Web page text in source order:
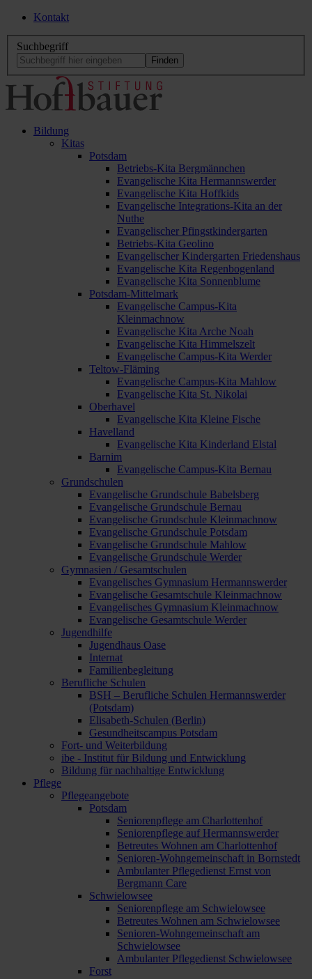
Kontakt
Suchbegriff
Bildung
Kitas
Potsdam
Betriebs-Kita Bergmännchen
Evangelische Kita Hermannswerder
Evangelische Kita Hoffkids
Evangelische Integrations-Kita an der
Nuthe
Evangelischer Pfingstkindergarten
Betriebs-Kita Geolino
Evangelischer Kindergarten Friedenshaus
Evangelische Kita Regenbogenland
Evangelische Kita Sonnenblume
Potsdam-Mittelmark
Evangelische Campus-Kita
Kleinmachnow
Evangelische Kita Arche Noah
Evangelische Kita Himmelszelt
Evangelische Campus-Kita Werder
Teltow-Fläming
Evangelische Campus-Kita Mahlow
Evangelische Kita St. Nikolai
Oberhavel
Evangelische Kita Kleine Fische
Havelland
Evangelische Kita Kinderland Elstal
Barnim
Evangelische Campus-Kita Bernau
Grundschulen
Evangelische Grundschule Babelsberg
Evangelische Grundschule Bernau
Evangelische Grundschule Kleinmachnow
Evangelische Grundschule Potsdam
Evangelische Grundschule Mahlow
Evangelische Grundschule Werder
Gymnasien / Gesamtschulen
Evangelisches Gymnasium Hermannswerder
Evangelische Gesamtschule Kleinmachnow
Evangelisches Gymnasium Kleinmachnow
Evangelische Gesamtschule Werder
Jugendhilfe
Jugendhaus Oase
Internat
Familienbegleitung
Berufliche Schulen
BSH – Berufliche Schulen Hermannswerder
(Potsdam)
Elisabeth-Schulen (Berlin)
Gesundheitscampus Potsdam
Fort- und Weiterbildung
ibe - Institut für Bildung und Entwicklung
Bildung für nachhaltige Entwicklung
Pflege
Pflegeangebote
Potsdam
Seniorenpflege am Charlottenhof
Seniorenpflege auf Hermannswerder
Betreutes Wohnen am Charlottenhof
Senioren-Wohngemeinschaft in Bornstedt
Ambulanter Pflegedienst Ernst von
Bergmann Care
Schwielowsee
Seniorenpflege am Schwielowsee
Betreutes Wohnen am Schwielowsee
Senioren-Wohngemeinschaft am
Schwielowsee
Ambulanter Pflegedienst Schwielowsee
Forst